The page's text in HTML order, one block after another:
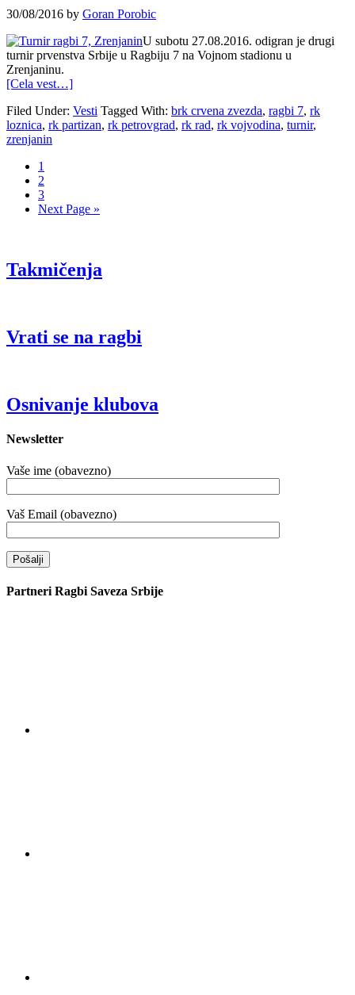
30/08/2016 by Goran Porobic
U subotu 27.08.2016. odigran je drugi
turnir prvenstva Srbije u Ragbiju 7 na Vojnom stadionu u
Zrenjaninu.
[Cela vest…]
Filed Under: Vesti Tagged With: brk crvena zvezda, ragbi 7, rk
loznica, rk partizan, rk petrovgrad, rk rad, rk vojvodina, turnir,
zrenjanin
1
2
3
Next Page »
Takmičenja
Vrati se na ragbi
Osnivanje klubova
Newsletter
Vaše ime (obavezno)
Vaš Email (obavezno)
Partneri Ragbi Saveza Srbije